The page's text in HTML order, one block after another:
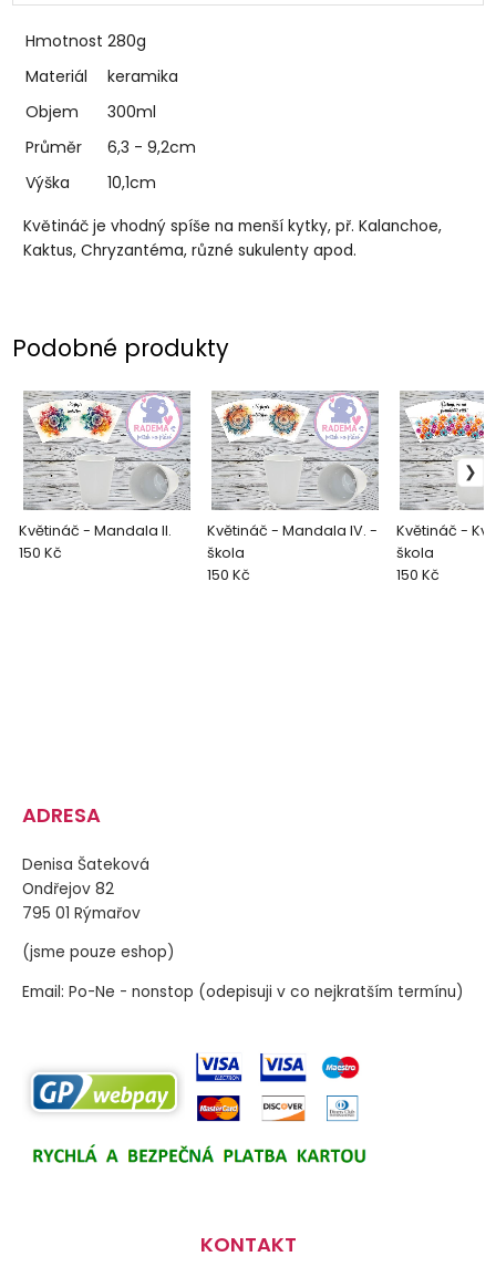
Hmotnost 280g
Materiál
keramika
Objem
300ml
Průměr
6,3 - 9,2cm
Výška
10,1cm
Květináč je vhodný spíše na menší kytky, př. Kalanchoe,
Kaktus, Chryzantéma, různé sukulenty apod.
Podobné produkty
Květináč - Mandala II.
150 Kč
Květináč - Mandala IV. -
škola
150 Kč
Květináč -
škola
150 Kč
ADRESA
Denisa Šateková
Ondřejov 82
795 01 Rýmařov
(jsme pouze eshop)
Email: Po-Ne - nonstop (odepisuji v co nejkratším termínu)
KONTAKT